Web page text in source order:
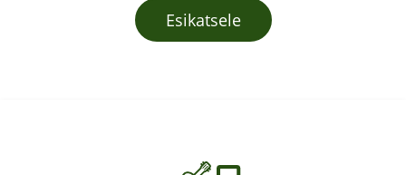
Esikatsele